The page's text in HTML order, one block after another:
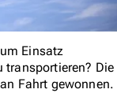
Einsatz
transportieren? Die
Fahrt gewonnen.